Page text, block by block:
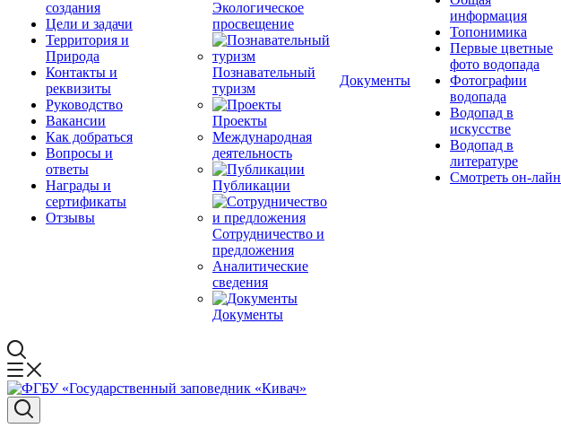
создания
Цели и задачи
Территория и
Природа
Контакты и
реквизиты
Руководство
Вакансии
Как добраться
Вопросы и
ответы
Награды и
сертификаты
Отзывы
Экологическое
просвещение
Познавательный
туризм
Проекты
Международная
деятельность
Публикации
Сотрудничество и
предложения
Аналитические
сведения
Документы
Документы
информация
Топонимика
Первые цветные
фото водопада
Фотографии
водопада
Водопад в
искусстве
Водопад в
литературе
Смотреть он-лайн